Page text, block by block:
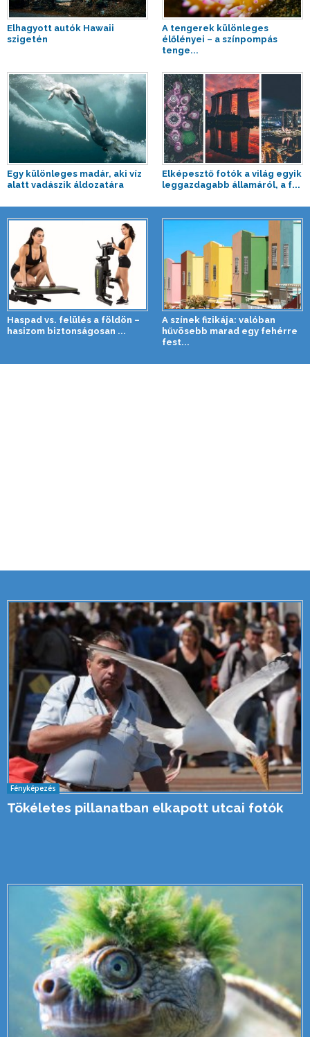
Elhagyott autók Hawaii
szigetén
A tengerek különleges
élőlényei – a színpompás
tenge...
Egy különleges madár, aki víz
alatt vadászik áldozatára
Elképesztő fotók a világ egyik
leggazdagabb államáról, a f...
Haspad vs. felülés a földön –
hasizom biztonságosan ...
A színek fizikája: valóban
hűvösebb marad egy fehérre
fest...
Fényképezés
Tökéletes pillanatban elkapott utcai fotók